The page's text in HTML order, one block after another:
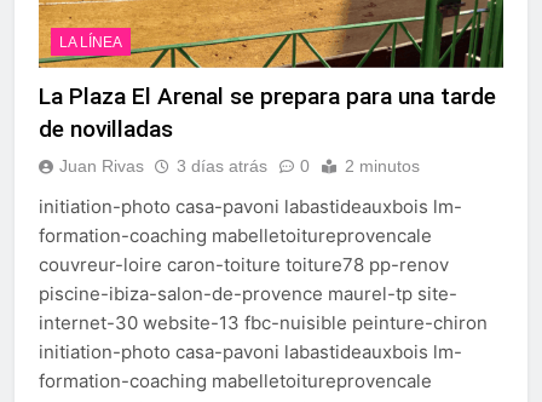
LA LÍNEA
La Plaza El Arenal se prepara para una tarde
de novilladas
Juan Rivas 3 días atrás 0 2 minutos
initiation-photo casa-pavoni labastideauxbois lm-
formation-coaching mabelletoitureprovencale
couvreur-loire caron-toiture toiture78 pp-renov
piscine-ibiza-salon-de-provence maurel-tp site-
internet-30 website-13 fbc-nuisible peinture-chiron
initiation-photo casa-pavoni labastideauxbois lm-
formation-coaching mabelletoitureprovencale